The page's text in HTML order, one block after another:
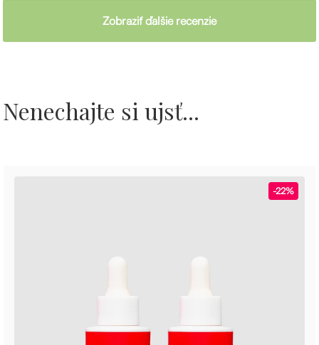
Zobraziť ďalšie recenzie
Nenechajte si ujsť...
-22%